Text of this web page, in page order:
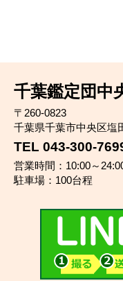
千葉鑑定団中
〒260-0823
千葉県千葉市中央区塩
TEL 043-300-
営業時間：10:00～
駐車場：100台程